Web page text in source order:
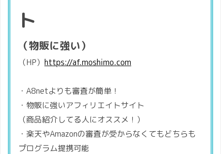
ト
（物販に強い）
（HP） https://af.moshimo.com
・A8netよりも審査が簡単！
・物販に強いアフィリエイトサイト
（商品紹介してる人にオススメ！）
・楽天やAmazonの審査が受からなくてもどちらも
プログラム提携可能